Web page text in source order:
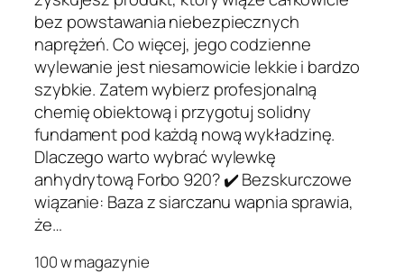
bez powstawania niebezpiecznych
naprężeń. Co więcej, jego codzienne
wylewanie jest niesamowicie lekkie i bardzo
szybkie. Zatem wybierz profesjonalną
chemię obiektową i przygotuj solidny
fundament pod każdą nową wykładzinę.
Dlaczego warto wybrać wylewkę
anhydrytową Forbo 920? ✔️ Bezskurczowe
wiązanie: Baza z siarczanu wapnia sprawia,
że…
100 w magazynie